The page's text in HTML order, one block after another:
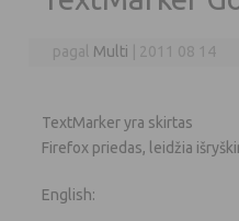
pagal Multi 2011 08 14
TextMarker yra skirtas
Firefox priedas, leidžia
English: